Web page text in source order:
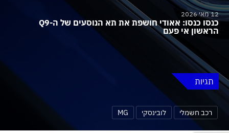
12 מאי 2026
כנסו כנסו: אאודי חושפת את תא הנוסעים של ה-Q9
הראשון אי פעם
תגיות
רכב חשמלי לובינסקי MG